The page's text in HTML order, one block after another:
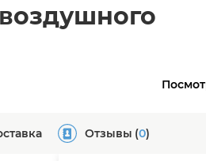
Отзывы (0)